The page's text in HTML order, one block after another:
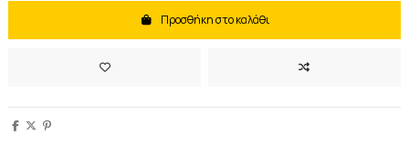
Προσθήκη στο καλάθι